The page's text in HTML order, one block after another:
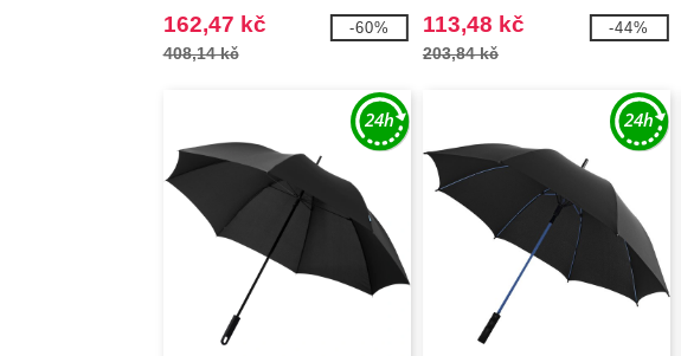
162,47 kč
408,14 kč
-60% 113,48 kč
203,84 kč
-44%